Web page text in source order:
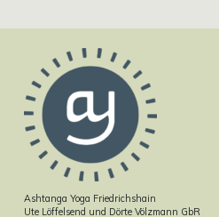
Ashtanga Yoga Friedrichshain
Ute Löffelsend und Dörte Völzmann GbR